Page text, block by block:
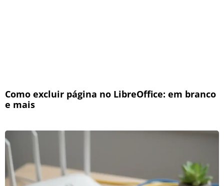
Como excluir página no LibreOffice: em branco
e mais